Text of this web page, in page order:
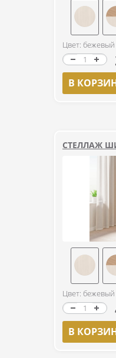
Цвет: бежевый
В
СТЕЛЛАЖ
Цвет: бежевый
В